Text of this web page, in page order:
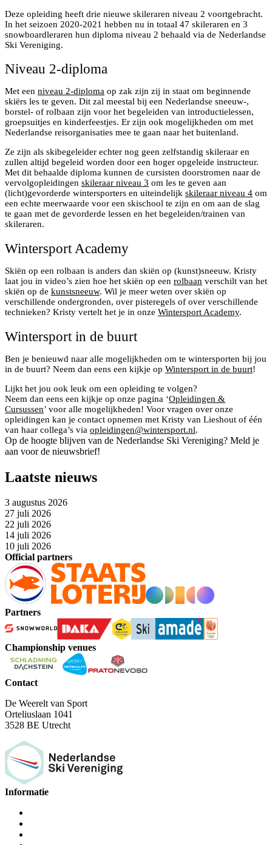
Deze opleiding heeft drie nieuwe skileraren niveau 2 voortgebracht.
In het seizoen 2020-2021 hebben nu in totaal 47 skileraren en 3
snowboardleraren hun diploma niveau 2 behaald via de Nederlandse
Ski Vereniging.
Niveau 2-diploma
Met een niveau 2-diploma op zak zijn zij in staat om beginnende
skiërs les te geven. Dit zal meestal bij een Nederlandse sneeuw-,
borstel- of rolbaan zijn voor het begeleiden van introductielessen,
groepsuitjes en kinderfeestjes. Er zijn ook mogelijkheden om met
Nederlandse reisorganisaties mee te gaan naar het buitenland.
Ze zijn als skibegeleider echter nog geen zelfstandig skileraar en
zullen altijd begeleid worden door een hoger opgeleide instructeur.
Met dit behaalde diploma kunnen de cursisten doorstromen naar de
vervolgopleidingen skileraar niveau 3 om les te geven aan
(licht)gevorderde wintersporters en uiteindelijk skileraar niveau 4 om
een echte meerwaarde voor een skischool te zijn en om aan de slag
te gaan met de gevorderde lessen en het begeleiden/trainen van
skileraren.
Wintersport Academy
Skiën op een rolbaan is anders dan skiën op (kunst)sneeuw. Kristy
laat jou in video’s zien hoe het skiën op een rolbaan verschilt van het
skiën op de kunstsneeuw. Wil je meer weten over skiën op
verschillende ondergronden, over pisteregels of over verschillende
technieken? Kristy vertelt het je in onze Wintersport Academy.
Wintersport in de buurt
Ben je benieuwd naar alle mogelijkheden om te wintersporten bij jou
in de buurt? Neem dan eens een kijkje op Wintersport in de buurt!
Lijkt het jou ook leuk om een opleiding te volgen?
Neem dan eens een kijkje op onze pagina ‘Opleidingen &
Cursussen’ voor alle mogelijkheden! Voor vragen over onze
opleidingen kan je contact opnemen met Kristy van Lieshout of één
van haar collega’s via opleidingen@wintersport.nl.
Op de hoogte blijven van de Nederlandse Ski Vereniging? Meld je
aan voor de nieuwsbrief!
Laatste nieuws
3 augustus 2026
27 juli 2026
22 juli 2026
14 juli 2026
10 juli 2026
Official partners
Partners
Championship venues
Contact
De Weerelt van Sport
Orteliuslaan 1041
3528 BE Utrecht
Informatie